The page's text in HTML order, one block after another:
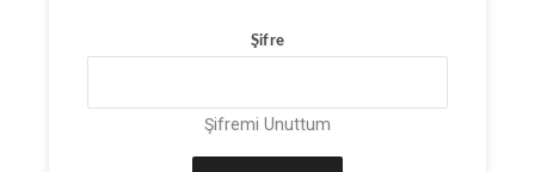
Şifre
Şifremi Unuttum